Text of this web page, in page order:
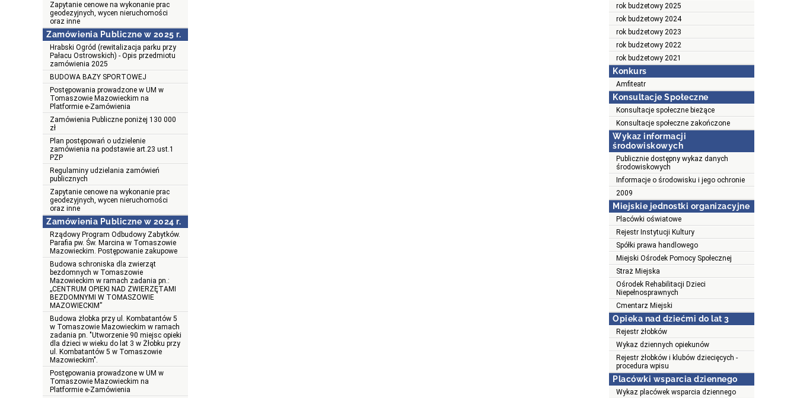
Zapytanie cenowe na wykonanie prac
geodezyjnych, wycen nieruchomości
oraz inne
Zamówienia Publiczne w 2025 r.
Hrabski Ogród (rewitalizacja parku przy
Pałacu Ostrowskich) - Opis przedmiotu
zamówienia 2025
BUDOWA BAZY SPORTOWEJ
Postępowania prowadzone w UM w
Tomaszowie Mazowieckim na
Platformie e-Zamówienia
Zamówienia Publiczne poniżej 130 000
zł
Plan postępowań o udzielenie
zamówienia na podstawie art.23 ust.1
PZP
Regulaminy udzielania zamówień
publicznych
Zapytanie cenowe na wykonanie prac
geodezyjnych, wycen nieruchomości
oraz inne
Zamówienia Publiczne w 2024 r.
Rządowy Program Odbudowy Zabytków.
Parafia pw. Św. Marcina w Tomaszowie
Mazowieckim. Postępowanie zakupowe
Budowa schroniska dla zwierząt
bezdomnych w Tomaszowie
Mazowieckim w ramach zadania pn.:
„CENTRUM OPIEKI NAD ZWIERZĘTAMI
BEZDOMNYMI W TOMASZOWIE
MAZOWIECKIM”
Budowa żłobka przy ul. Kombatantów 5
w Tomaszowie Mazowieckim w ramach
zadania pn. "Utworzenie 90 miejsc opieki
dla dzieci w wieku do lat 3 w Żłobku przy
ul. Kombatantów 5 w Tomaszowie
Mazowieckim".
Postępowania prowadzone w UM w
Tomaszowie Mazowieckim na
Platformie e-Zamówienia
rok budżetowy 2025
rok budżetowy 2024
rok budżetowy 2023
rok budżetowy 2022
rok budżetowy 2021
Konkurs
Amfiteatr
Konsultacje Społeczne
Konsultacje społeczne bieżące
Konsultacje społeczne zakończone
Wykaz informacji
środowiskowych
Publicznie dostępny wykaz danych
środowiskowych
Informacje o środowisku i jego ochronie
2009
Miejskie jednostki organizacyjne
Placówki oświatowe
Rejestr Instytucji Kultury
Spółki prawa handlowego
Miejski Ośrodek Pomocy Społecznej
Straż Miejska
Ośrodek Rehabilitacji Dzieci
Niepełnosprawnych
Cmentarz Miejski
Opieka nad dziećmi do lat 3
Rejestr żłobków
Wykaz dziennych opiekunów
Rejestr żłobków i klubów dziecięcych -
procedura wpisu
Placówki wsparcia dziennego
Wykaz placówek wsparcia dziennego